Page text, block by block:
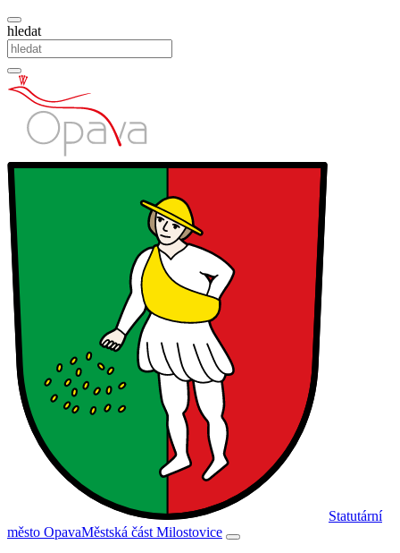
hledat
Statutární
město OpavaMěstská část Milostovice